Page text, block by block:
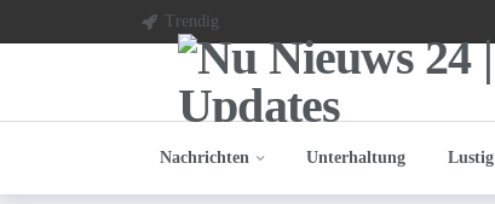
Trendig
Nachrichten Unterhaltung Lustig